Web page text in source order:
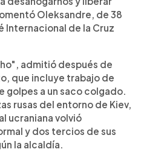
Oleksandre, de 38
Internacional de la Cruz
admitió después de
que incluye trabajo de
golpes a un saco colgado.
rusas del entorno de Kiev,
ucraniana volvió
y dos tercios de sus
la alcaldía.